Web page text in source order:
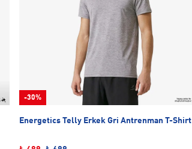
-30%
Energetics Telly Erkek Gri Antrenman T-Shirt